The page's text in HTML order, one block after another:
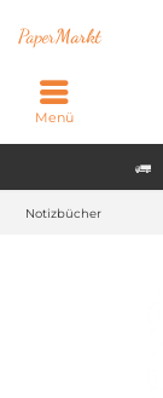
PaperMarkt
Menü
Notizbücher